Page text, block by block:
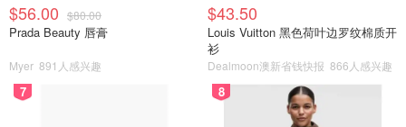
《神话高中》（Ever After High） (5季)
《神战：权力之眼》（Gods of Egypt） (2016)
$56.00 $80.00
Prada Beauty 唇膏
Myer 891人感兴趣
$43.50
Louis Vuitton 黑色荷叶边罗纹棉质开
衫
Dealmoon澳新省钱快报 866人感兴趣
7 8